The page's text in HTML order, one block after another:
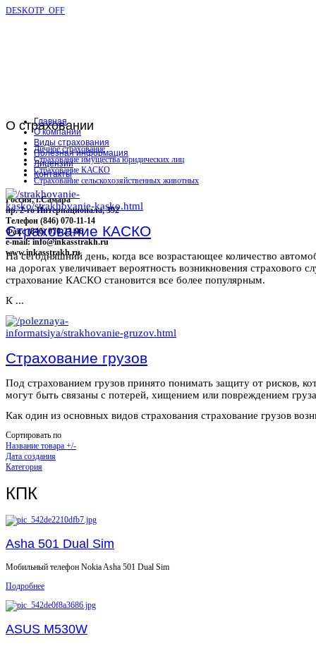
DESKOTP_OFF
О страховании
Личное страхование
Страхование имущества юридических лиц
Страхование КАСКО
Страхование сельскохозяйственных животных
Россия, г.Самара
пр. 2-го Интернационала, 392
Телефон (846) 070-11-14
Факс (846) 070-23-96
e-mail: info@inkasstrakh.ru
www.inkasstrakh.ru
Главная
О компании
Виды страхования
Полезная информация
Лицензии
Контакты
Страхование КАСКО
На сегодняшний день, когда все возрастающее количество
на дорогах увеличивает вероятность возникновения страхового
страхование КАСКО становится все более популярным.
К ...
Страхование грузов
Под страхованием грузов принято понимать защиту от рисков,
могут быть связаны с потерей, хищением или повреждением
Как один из основных видов страхования страхование грузов
Сортировать по
Название товара +/-
Дата создания
Категория
КПК
Asha 501 Dual Sim
Мобильный телефон Nokia Asha 501 Dual Sim
Подробнее
ASUS M530W